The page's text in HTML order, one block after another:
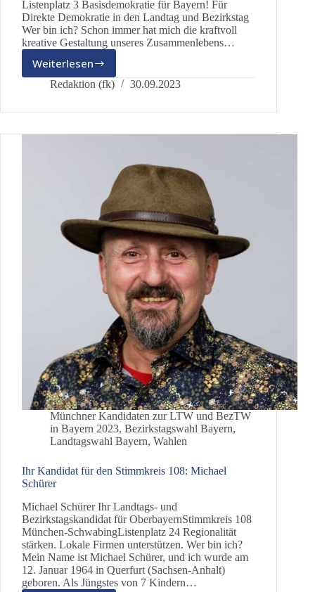
Listenplatz 3 Basisdemokratie für Bayern! Für
Direkte Demokratie in den Landtag und Bezirkstag
Wer bin ich? Schon immer hat mich die kraftvoll
kreative Gestaltung unseres Zusammenlebens…
Weiterlesen
Ihr
Kandidat
den
Redaktion (fk) 30.09.2023
Münchner Kandidaten zur LTW und BezTW
in Bayern 2023, Bezirkstagswahl Bayern,
Landtagswahl Bayern, Wahlen
Ihr Kandidat für den Stimmkreis 108: Michael
Schürer
Michael Schürer Ihr Landtags- und
Bezirkstagskandidat für OberbayernStimmkreis 108
München-SchwabingListenplatz 24 Regionalität
stärken. Lokale Firmen unterstützen. Wer bin ich?
Mein Name ist Michael Schürer, und ich wurde am
12. Januar 1964 in Querfurt (Sachsen-Anhalt)
geboren. Als Jüngstes von 7 Kindern…